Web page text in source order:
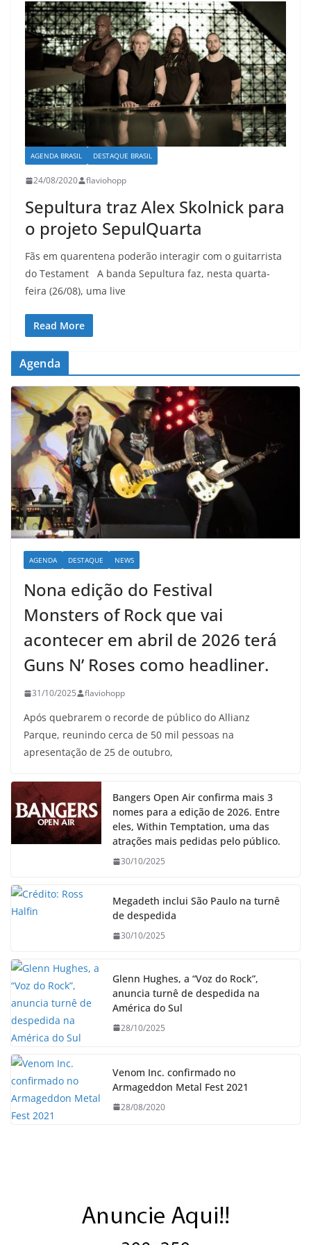
AGENDA BRASIL DESTAQUE BRASIL
24/08/2020 flaviohopp
Sepultura traz Alex Skolnick para
o projeto SepulQuarta
Fãs em quarentena poderão interagir com o guitarrista
do Testament A banda Sepultura faz, nesta quarta-
feira (26/08), uma live
Read More
Agenda
AGENDA DESTAQUE NEWS
Nona edição do Festival
Monsters of Rock que vai
acontecer em abril de 2026 terá
Guns N’ Roses como headliner.
31/10/2025 flaviohopp
Após quebrarem o recorde de público do Allianz
Parque, reunindo cerca de 50 mil pessoas na
apresentação de 25 de outubro,
Bangers Open Air confirma mais 3
nomes para a edição de 2026. Entre
eles, Within Temptation, uma das
atrações mais pedidas pelo público.
30/10/2025
Megadeth inclui São Paulo na turnê
de despedida
30/10/2025
Glenn Hughes, a “Voz do Rock”,
anuncia turnê de despedida na
América do Sul
28/10/2025
Venom Inc. confirmado no
Armageddon Metal Fest 2021
28/08/2020